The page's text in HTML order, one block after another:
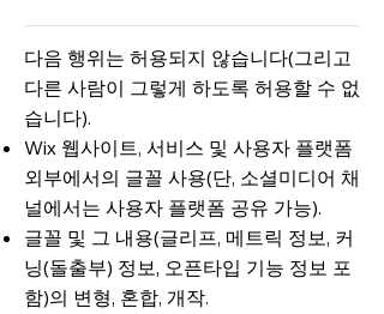
다음 행위는 허용되지 않습니다(그리고
다른 사람이 그렇게 하도록 허용할 수 없
습니다).
Wix 웹사이트, 서비스 및 사용자 플랫폼
외부에서의 글꼴 사용(단, 소셜미디어 채
널에서는 사용자 플랫폼 공유 가능).
글꼴 및 그 내용(글리프, 메트릭 정보, 커
닝(돌출부) 정보, 오픈타입 기능 정보 포
함)의 변형, 혼합, 개작.